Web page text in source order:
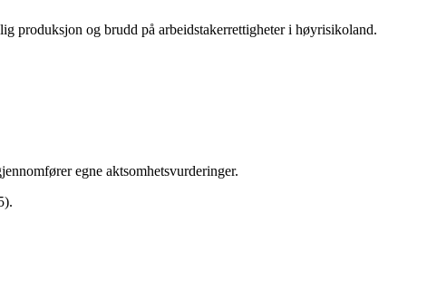
produksjon og brudd på arbeidstakerrettigheter i høyrisikoland.
egne aktsomhetsvurderinger.